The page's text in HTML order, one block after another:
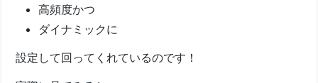
高頻度かつ
ダイナミックに
設定して回ってくれているのです！